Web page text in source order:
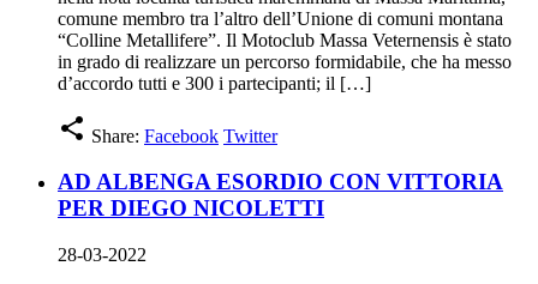
comune membro tra l’altro dell’Unione di comuni montana
“Colline Metallifere”. Il Motoclub Massa Veternensis è stato
in grado di realizzare un percorso formidabile, che ha messo
d’accordo tutti e 300 i partecipanti; il […]
share Share: Facebook Twitter
AD ALBENGA ESORDIO CON VITTORIA
PER DIEGO NICOLETTI
28-03-2022